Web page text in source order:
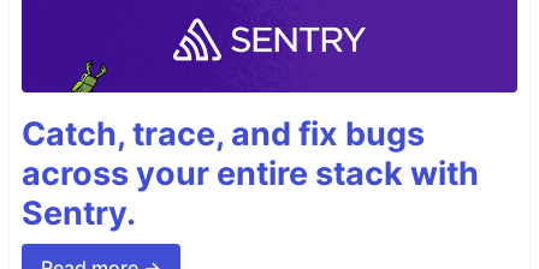
Catch, trace, and fix bugs
across your entire stack with
Sentry.